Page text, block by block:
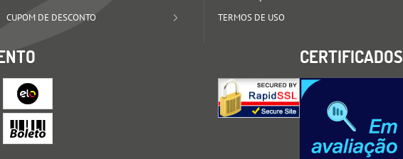
CUPOM DE DESCONTO
TERMOS DE USO
CERTIFICADOS